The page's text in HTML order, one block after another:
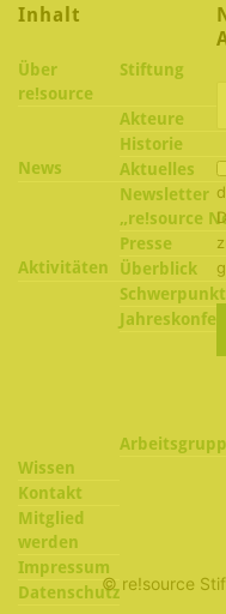
Inhalt
Über
re!source
Stiftung
Akteure
Historie
News
Aktuelles
Newsletter
„re!source
Presse
Aktivitäten
Überblick
Wissen
Kontakt
Mitglied
werden
Impressum
Datenschutz© re!source